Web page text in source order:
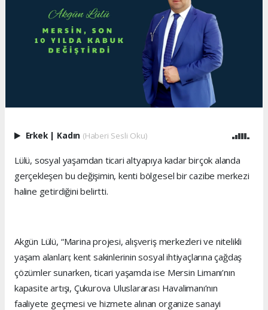
Erkek | Kadın (Haberi Sesli Oku)
Lülü, sosyal yaşamdan ticari altyapıya kadar birçok alanda
gerçekleşen bu değişimin, kenti bölgesel bir cazibe merkezi
haline getirdiğini belirtti.
Akgün Lülü, “Marina projesi, alışveriş merkezleri ve nitelikli
yaşam alanları; kent sakinlerinin sosyal ihtiyaçlarına çağdaş
çözümler sunarken, ticari yaşamda ise Mersin Limanı’nın
kapasite artışı, Çukurova Uluslararası Havalimanı’nın
faaliyete geçmesi ve hizmete alınan organize sanayi